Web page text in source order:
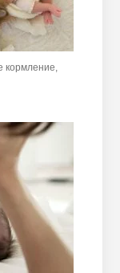
кормление,